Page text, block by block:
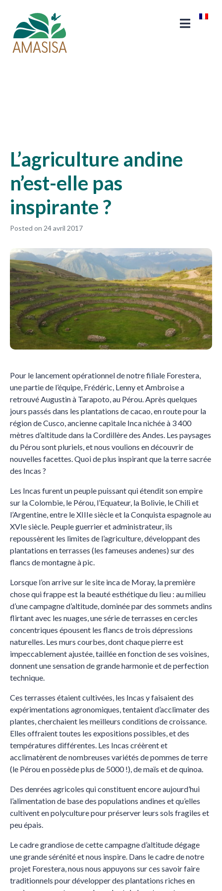
L’agriculture andine
n’est-elle pas
inspirante ?
Posted on 24 avril 2017
Pour le lancement opérationnel de notre filiale Forestera,
une partie de l’équipe, Frédéric, Lenny et Ambroise a
retrouvé Augustin à Tarapoto, au Pérou. Après quelques
jours passés dans les plantations de cacao, en route pour la
région de Cusco, ancienne capitale Inca nichée à 3 400
mètres d’altitude dans la Cordillère des Andes. Les paysages
du Pérou sont pluriels, et nous voulions en découvrir de
nouvelles facettes. Quoi de plus inspirant que la terre sacrée
des Incas ?
Les Incas furent un peuple puissant qui étendit son empire
sur la Colombie, le Pérou, l’Equateur, la Bolivie, le Chili et
l’Argentine, entre le XIIIe siècle et la Conquista espagnole au
XVIe siècle. Peuple guerrier et administrateur, ils
repoussèrent les limites de l’agriculture, développant des
plantations en terrasses (les fameuses andenes) sur des
flancs de montagne à pic.
Lorsque l’on arrive sur le site inca de Moray, la première
chose qui frappe est la beauté esthétique du lieu : au milieu
d’une campagne d’altitude, dominée par des sommets andins
flirtant avec les nuages, une série de terrasses en cercles
concentriques épousent les flancs de trois dépressions
naturelles. Les murs courbes, dont chaque pierre est
impeccablement ajustée, taillée en fonction de ses voisines,
donnent une sensation de grande harmonie et de perfection
technique.
Ces terrasses étaient cultivées, les Incas y faisaient des
expérimentations agronomiques, tentaient d’acclimater des
plantes, cherchaient les meilleurs conditions de croissance.
Elles offraient toutes les expositions possibles, et des
températures différentes. Les Incas créèrent et
acclimatèrent de nombreuses variétés de pommes de terre
(le Pérou en possède plus de 5000 !), de maïs et de quinoa.
Des denrées agricoles qui constituent encore aujourd’hui
l’alimentation de base des populations andines et qu’elles
cultivent en polyculture pour préserver leurs sols fragiles et
peu épais.
Le cadre grandiose de cette campagne d’altitude dégage
une grande sérénité et nous inspire. Dans le cadre de notre
projet Forestera, nous nous appuyons sur ces savoir faire
traditionnels pour développer des plantations riches en